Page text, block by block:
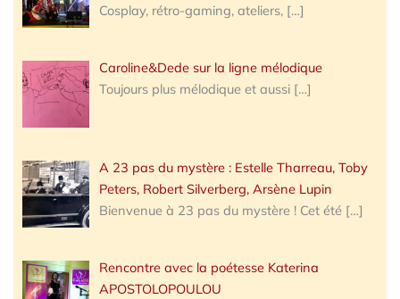
Cosplay, rétro-gaming, ateliers, […]
Caroline&Dede sur la ligne mélodique
Toujours plus mélodique et aussi […]
A 23 pas du mystère : Estelle Tharreau, Toby
Peters, Robert Silverberg, Arsène Lupin
Bienvenue à 23 pas du mystère ! Cet été […]
Rencontre avec la poétesse Katerina
APOSTOLOPOULOU